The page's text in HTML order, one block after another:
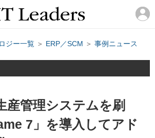
ジー一覧 ＞ ERP／SCM ＞ 事例ニュース
産管理システムを刷
7」を導入してアド